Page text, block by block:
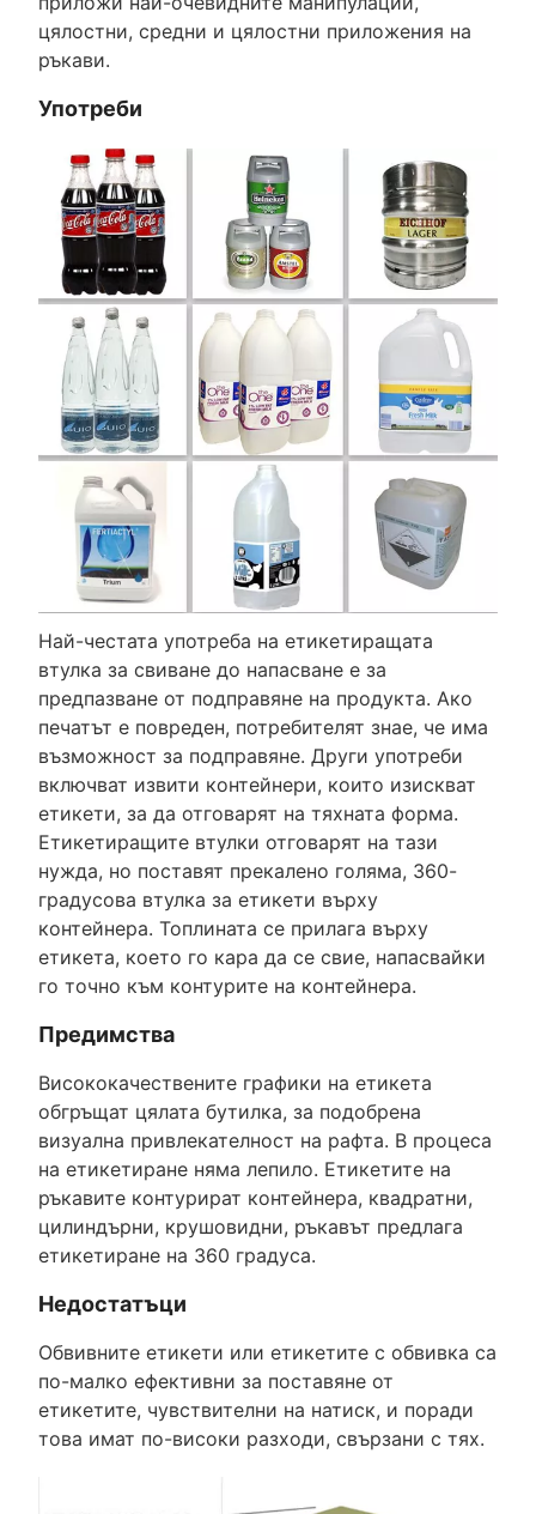
цялостни, средни и цялостни приложения на
ръкави.
Употреби
Най-честата употреба на етикетиращата
втулка за свиване до напасване е за
предпазване от подправяне на продукта. Ако
печатът е повреден, потребителят знае, че има
възможност за подправяне. Други употреби
включват извити контейнери, които изискват
етикети, за да отговарят на тяхната форма.
Етикетиращите втулки отговарят на тази
нужда, но поставят прекалено голяма, 360-
градусова втулка за етикети върху
контейнера. Топлината се прилага върху
етикета, което го кара да се свие, напасвайки
го точно към контурите на контейнера.
Предимства
Висококачествените графики на етикета
обгръщат цялата бутилка, за подобрена
визуална привлекателност на рафта. В процеса
на етикетиране няма лепило. Етикетите на
ръкавите контурират контейнера, квадратни,
цилиндърни, крушовидни, ръкавът предлага
етикетиране на 360 градуса.
Недостатъци
Обвивните етикети или етикетите с обвивка са
по-малко ефективни за поставяне от
етикетите, чувствителни на натиск, и поради
това имат по-високи разходи, свързани с тях.